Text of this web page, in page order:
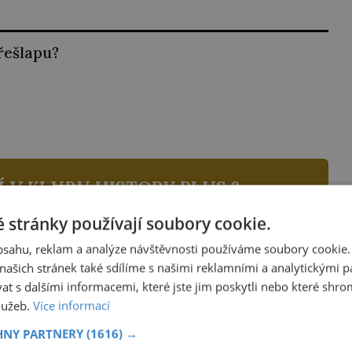
V KLUBUHISTORY PLUS ?
Plusklubu aodemknětesi tak tento i
užívejte si nerušené procházky českou i
historií.
nejenplný přístup ke všem článkům
stránky používají soubory cookie.
reklam a analýze návštěvnosti používáme soubory
stránek také sdílíme s našimi reklamními a analytickými
s dalšími informacemi, které jste jim poskytli nebo které
Více informací
PARTNERY (1616) →